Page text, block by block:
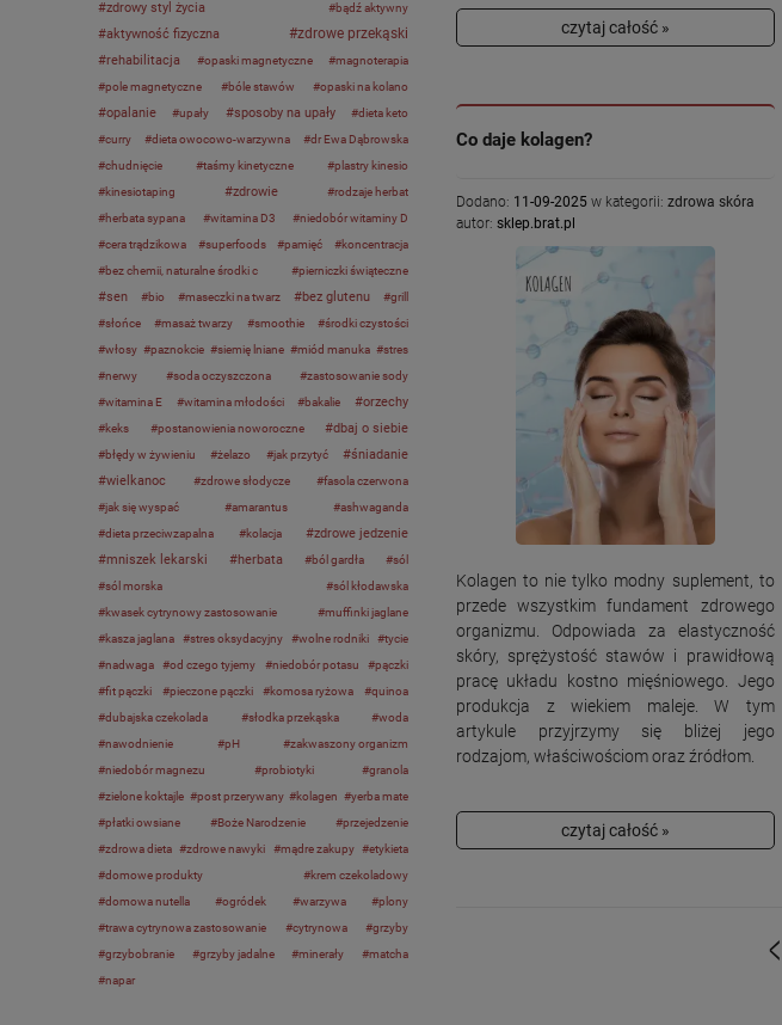
zdrowy styl życia
bądź aktywny
aktywność fizyczna zdrowe przekąski
rehabilitacja opaski magnetyczne
magnoterapia
pole magnetyczne
bóle stawów opaski na kolano
opalanie upały sposoby na upały
dieta keto
curry
dieta owocowo-warzywna
dr Ewa Dąbrowska
chudnięcie
taśmy kinetyczne
plastry kinesio
kinesiotaping
zdrowie
rodzaje herbat
herbata sypana
witamina D3
niedobór witaminy D
cera trądzikowa
superfoods pamięć
koncentracja
bez chemii, naturalne środki c
pierniczki świąteczne
sen bio maseczki na twarz bez glutenu
grill
słońce
masaż twarzy smoothie
środki czystości
włosy
paznokcie siemię lniane miód manuka
stres
nerwy
soda oczyszczona
zastosowanie sody
witamina E
witamina młodości bakalie orzechy
keks postanowienia noworoczne dbaj o siebie
błędy w żywieniu żelazo jak przytyć
śniadanie
wielkanoc
zdrowe słodycze
fasola czerwona
jak się wyspać
amarantus
ashwaganda
dieta przeciwzapalna
kolacja
zdrowe jedzenie
mniszek lekarski
herbata ból gardła
sól
sól morska
sól kłodawska
kwasek cytrynowy zastosowanie
muffinki jaglane
kasza jaglana
stres oksydacyjny wolne rodniki
tycie
nadwaga
od czego tyjemy niedobór potasu
pączki
fit pączki
pieczone pączki komosa ryżowa
quinoa
dubajska czekolada
słodka przekąska
woda
nawodnienie
pH
zakwaszony organizm
niedobór magnezu
probiotyki
granola
zielone koktajle
post przerywany kolagen
yerba mate
płatki owsiane
Boże Narodzenie
przejedzenie
zdrowa dieta
zdrowe nawyki mądre zakupy
etykieta
domowe produkty
krem czekoladowy
domowa nutella
ogródek warzywa
plony
trawa cytrynowa zastosowanie
cytrynowa
grzyby
grzybobranie
grzyby jadalne minerały
matcha
napar
czytaj całość »
Co daje kolagen?
Dodano: 11-09-2025 w kategorii: zdrowa skóra
autor: sklep.brat.pl
Kolagen to nie tylko modny suplement, to
przede wszystkim fundament zdrowego
organizmu. Odpowiada za elastyczność
skóry, sprężystość stawów i prawidłową
pracę układu kostno mięśniowego. Jego
produkcja z wiekiem maleje. W tym
artykule przyjrzymy się bliżej jego
rodzajom, właściwościom oraz źródłom.
czytaj całość »